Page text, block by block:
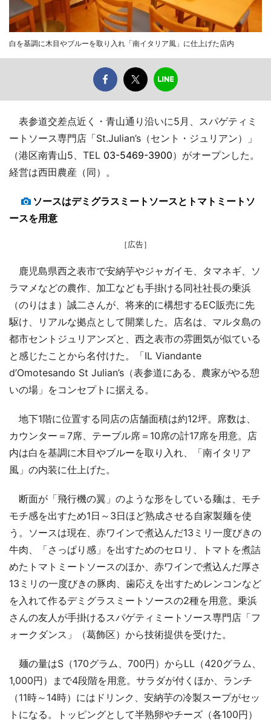
白を基調に木目やブルーを取り入れ「南イタリア風」に仕上げた店内
表参道交差点近く・青山通り沿いに5月、スパゲティミ
ートソース専門店「St.Julian’s（セント・ジュリアン）」
（港区南青山5、TEL 03-5469-3900）がオープンした。
経営は西田農産（同）。
ソースはデミグラスミートソースとトマトミートソ
ースを用意
［広告］
鹿児島県西之表市で安納芋やジャガイモ、タマネギ、ソ
ラマメなどの農作、加工なども手掛ける同社社長の乗浜
（のりはま）誠二さんが、将来的に構想するEC販売に先
駆け、リアルな拠点として開業した。店名は、マルタ島の
都市セントジュリアンズと、西之表市の雰囲気が似ている
と感じたことから名付けた。「IL Viandante
d’Omotesando St Julian’s（表参道にある、農家がやる憩
いの場」をコンセプトに据える。
地下1階に位置する同店の店舗面積は約12坪。席数は、
カウンター＝7席、テーブル席＝10席の計17席を用意。店
内は白を基調に木目やブルーを取り入れ、「南イタリア
風」の内装に仕上げた。
断面が「飛行機の翼」のような形をしている麺は、モチ
モチ感を出すため1日～3日ほど熟成させる自家製麺を使
う。ソースは現在、赤ワインで煮込んだ13ミリ一度びきの
牛肉、「さっぱり感」を出すためのセロリ、トマトを煮詰
めたトマトミートソースのほか、赤ワインで煮込んだ厚さ
13ミリの一度びきの豚肉、歯応えを出すためレンコンなど
を入れて作るデミグラスミートソースの2種を用意。乗浜
さんの友人が手掛けるスパゲティミートソース専門店「フ
ォークダンス」（葛飾区）から技術提供を受けた。
麺の量はS（170グラム、700円）からLL（420グラム、
1,000円）まで4段階を用意。サラダが付くほか、ランチ
（11時～14時）にはドリンク、安納芋の冷製スープがセッ
トになる。トッピングとして半熟卵やチーズ（各100円）